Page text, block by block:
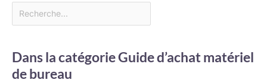
Dans la catégorie Guide d’achat matériel
de bureau